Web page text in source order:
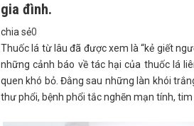
gia đình.
chia sẻ0
Thuốc lá từ lâu đã được xem là “kẻ giết
những cảnh báo về tác hại của thuốc lá
quen khó bỏ. Đằng sau những làn khói
thư phổi, bệnh phổi tắc nghẽn mạn tính,